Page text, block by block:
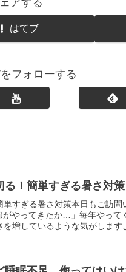
はてブ
フォローする
る！簡単すぎる暑さ対策
すぎる暑さ対策本日もご訪問
やってきたか…」毎年やって
増しているような気がします